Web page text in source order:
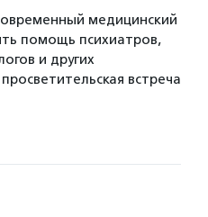
медицинский
помощь психиатров,
и других
встреча